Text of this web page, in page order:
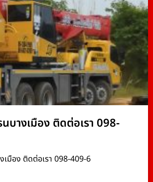
บางเมือง ติดต่อเรา 098-
เมือง ติดต่อเรา 098-409-6